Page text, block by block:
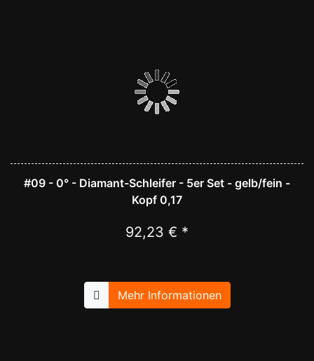
#09 - 0° - Diamant-Schleifer - 5er Set - gelb/fein -
Kopf 0,17
92,23 € *
Mehr Informationen